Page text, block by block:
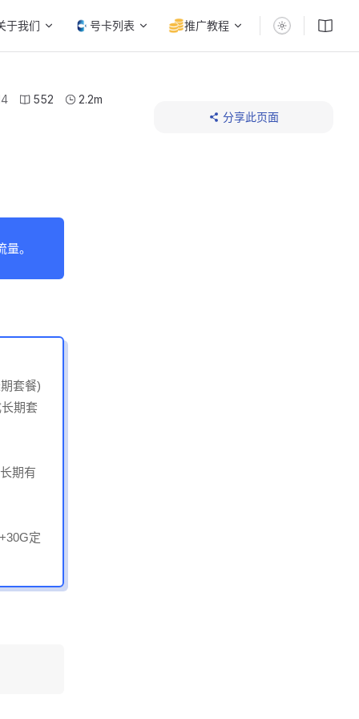
于我们 号卡列表 推广教程
分享此页面
552 2.2m
。
套餐)
期套
期有
定